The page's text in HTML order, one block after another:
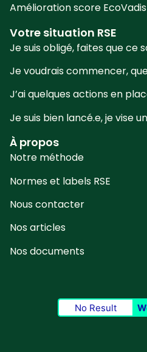
Amélioration score EcoVadis
Votre situation RSE
Je suis obligé, faites que ce
Je voudrais commencer,
J’ai quelques actions en
Je suis bien lancé.e, je vise
À propos
Notre méthode
Normes et labels RSE
Nous contacter
Nos articles
Nos documents
No Result